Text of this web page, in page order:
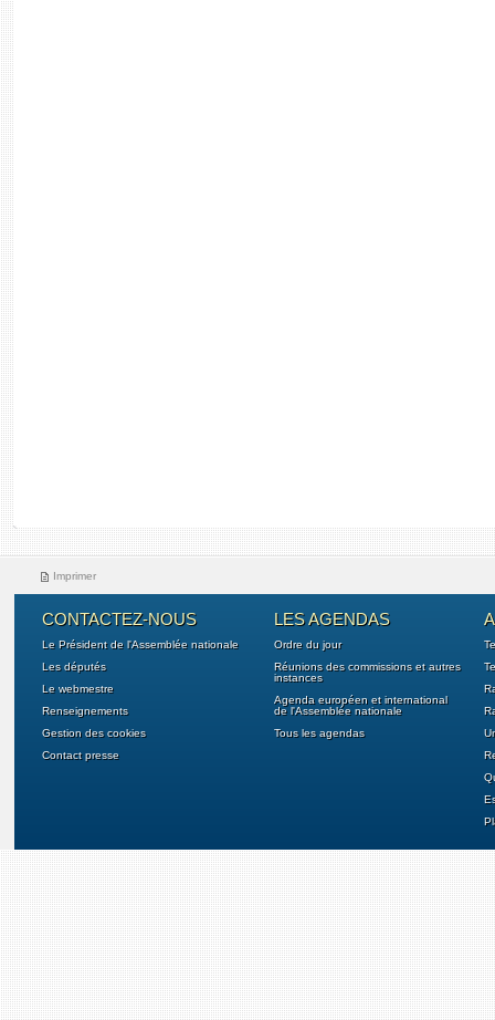
Imprimer
CONTACTEZ-NOUS
Le Président de l'Assemblée nationale
Les députés
Le webmestre
Renseignements
Gestion des cookies
Contact presse
LES AGENDAS
Ordre du jour
Réunions des commissions et autres
instances
Agenda européen et international
de l'Assemblée nationale
Tous les agendas